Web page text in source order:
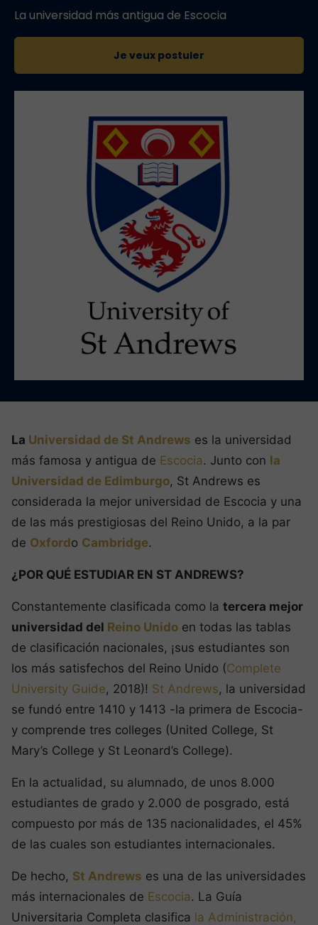
La universidad más antigua de Escocia
Je veux postuler
La Universidad de St Andrews es la universidad
más famosa y antigua de Escocia. Junto con la
Universidad de Edimburgo, St Andrews es
considerada la mejor universidad de Escocia y una
de las más prestigiosas del Reino Unido, a la par
de Oxfordo Cambridge.
¿POR QUÉ ESTUDIAR EN ST ANDREWS?
Constantemente clasificada como la tercera mejor
universidad del Reino Unido en todas las tablas
de clasificación nacionales, ¡sus estudiantes son
los más satisfechos del Reino Unido (Complete
University Guide, 2018)! St Andrews, la universidad
se fundó entre 1410 y 1413 -la primera de Escocia-
y comprende tres colleges (United College, St
Mary’s College y St Leonard’s College).
En la actualidad, su alumnado, de unos 8.000
estudiantes de grado y 2.000 de posgrado, está
compuesto por más de 135 nacionalidades, el 45%
de las cuales son estudiantes internacionales.
De hecho, St Andrews es una de las universidades
más internacionales de Escocia. La Guía
Universitaria Completa clasifica la Administración,